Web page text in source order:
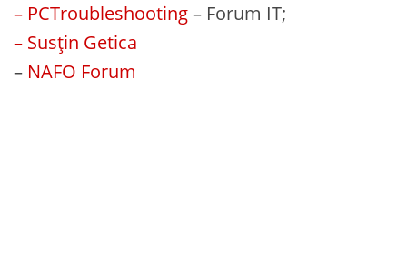
– PCTroubleshooting– Forum IT;
– Susțin Getica
– NAFO Forum